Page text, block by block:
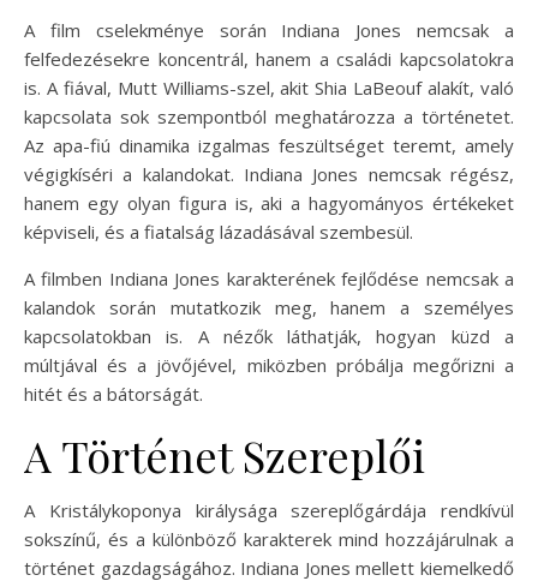
A film cselekménye során Indiana Jones nemcsak a
felfedezésekre koncentrál, hanem a családi kapcsolatokra
is. A fiával, Mutt Williams-szel, akit Shia LaBeouf alakít, való
kapcsolata sok szempontból meghatározza a történetet.
Az apa-fiú dinamika izgalmas feszültséget teremt, amely
végigkíséri a kalandokat. Indiana Jones nemcsak régész,
hanem egy olyan figura is, aki a hagyományos értékeket
képviseli, és a fiatalság lázadásával szembesül.
A filmben Indiana Jones karakterének fejlődése nemcsak a
kalandok során mutatkozik meg, hanem a személyes
kapcsolatokban is. A nézők láthatják, hogyan küzd a
múltjával és a jövőjével, miközben próbálja megőrizni a
hitét és a bátorságát.
A Történet Szereplői
A Kristálykoponya királysága szereplőgárdája rendkívül
sokszínű, és a különböző karakterek mind hozzájárulnak a
történet gazdagságához. Indiana Jones mellett kiemelkedő